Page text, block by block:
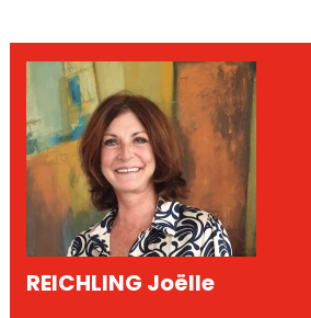
REICHLING Joëlle